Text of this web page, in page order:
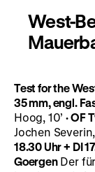
West-
Test for the
35 mm, engl.
Hoog, 10’·OF
Jochen
18.30 Uhr + DI
GoergenDer